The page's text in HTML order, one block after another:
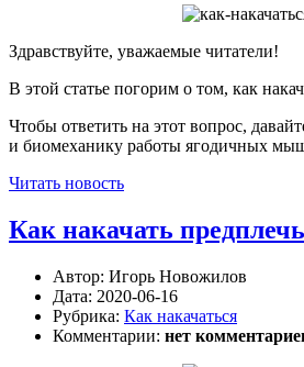
Здравствуйте, уважаемые читатели!
В этой статье погорим о том, как
Чтобы ответить на этот вопрос,
и биомеханику работы ягодичных
Читать новость
Как накачать
Автор: Игорь Новожилов
Дата: 2020-06-16
Рубрика: Как накачаться
Комментарии: нет